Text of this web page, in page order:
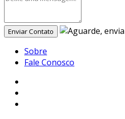
Enviar Contato
Sobre
Fale Conosco